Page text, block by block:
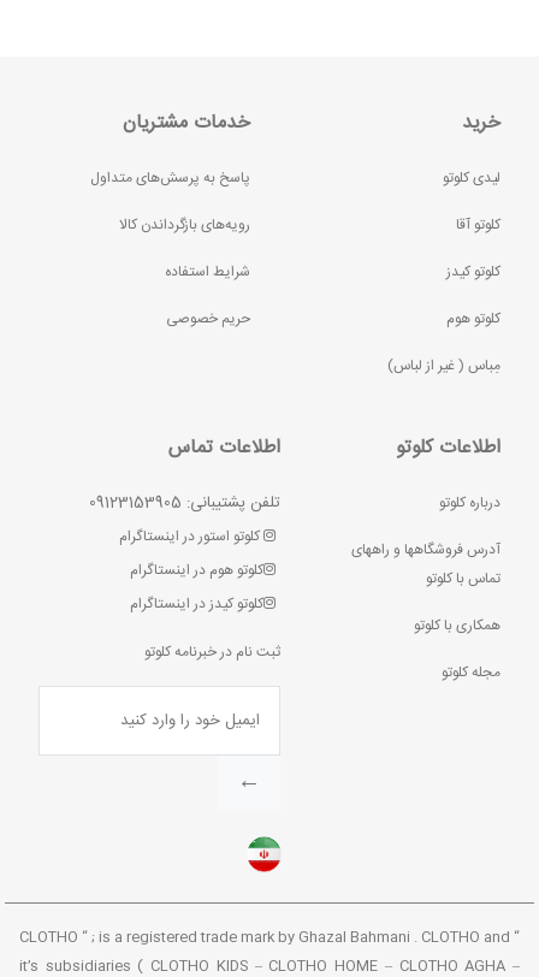
خرید
لیدی کلوتو
کلوتو آقا
کلوتو کیدز
کلوتو هوم
مِباس ( غير از لباس)
خدمات مشتریان
پاسخ به پرسش‌های متداول
رویه‌های بازگرداندن کالا
شرایط استفاده
حریم خصوصی
اطلاعات کلوتو
درباره کلوتو
آدرس فروشگاهها و راههای
تماس با کلوتو
همکاری با کلوتو
مجله کلوتو
اطلاعات تماس
تلفن پشتیبانی: 09123153905
کلوتو استور در اینستاگرام
کلوتو هوم در اینستاگرام
کلوتو کیدز در اینستاگرام
ثبت نام در خبرنامه کلوتو
←
“ CLOTHO “ ; is a registered trade mark by Ghazal Bahmani . CLOTHO and
it’s subsidiaries ( CLOTHO KIDS – CLOTHO HOME – CLOTHO AGHA –